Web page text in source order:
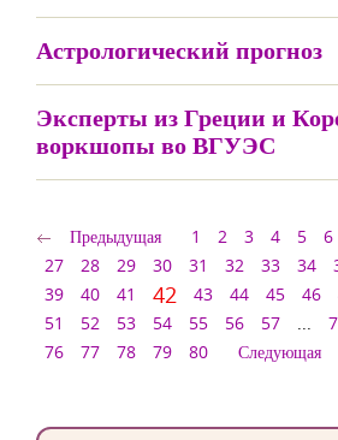
Астрологический прогноз
Эксперты из Греции и
воркшопы во ВГУЭС
Предыдущая 1 2 3 4 5 6
27
28 29 30 31 32 33 34
39
40 41 42 43 44 45 46
51
52 53 54 55 56 57 ...
76
77 78 79 80 Следующая